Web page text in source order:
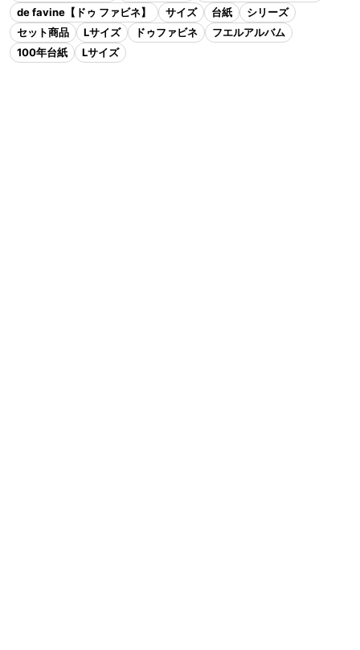
de favine【ドゥ ファビネ】
サイズ 台紙
シリーズ
セット商品
Lサイズ ドゥファビネ
フエルアルバム
100年台紙
Lサイズ